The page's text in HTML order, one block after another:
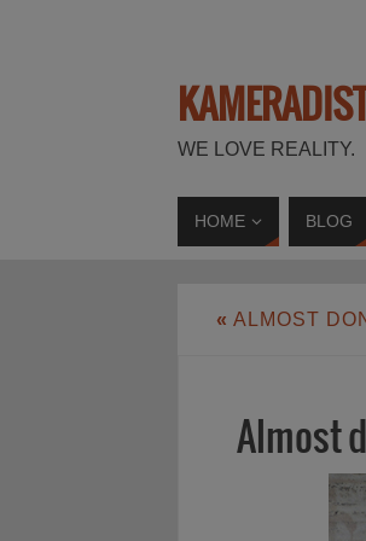
WE LOVE REALITY.
HOME BLOG
« ALMOST
Almost